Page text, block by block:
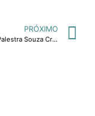
PRÓXIMO
Feedback Palestra Souza Cruz – Diálogos Universitários.